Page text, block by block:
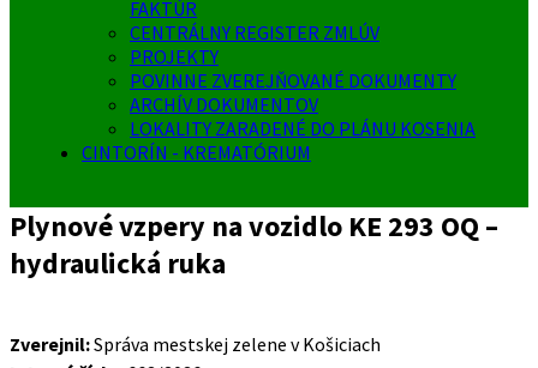
FAKTÚR
CENTRÁLNY REGISTER ZMLÚV
PROJEKTY
POVINNE ZVEREJŇOVANÉ DOKUMENTY
ARCHÍV DOKUMENTOV
LOKALITY ZARADENÉ DO PLÁNU KOSENIA
CINTORÍN - KREMATÓRIUM
Plynové vzpery na vozidlo KE 293 OQ –
hydraulická ruka
Zverejnil:Správa mestskej zelene v Košiciach